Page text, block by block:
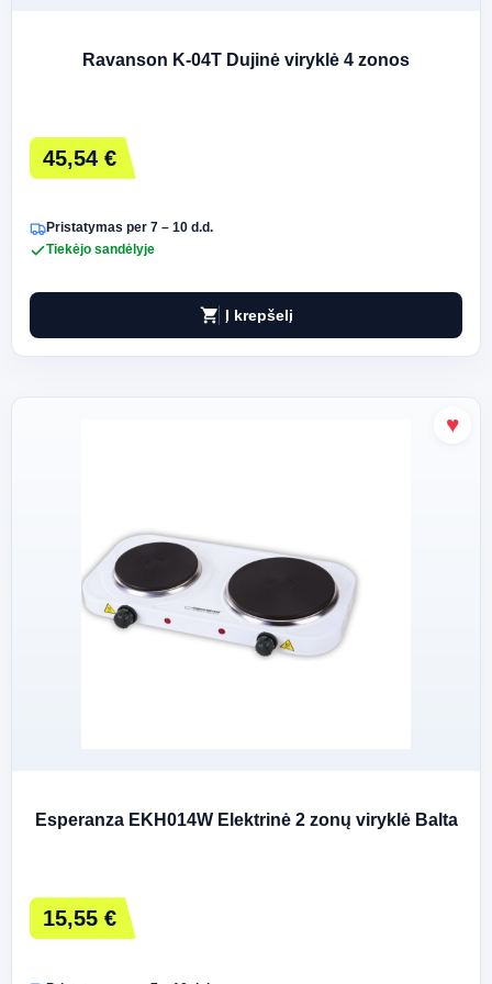
Ravanson K-04T Dujinė viryklė 4 zonos
45,54 €
Pristatymas per 7 – 10 d.d.
Tiekėjo sandėlyje
shopping_cart Į krepšelį
Esperanza EKH014W Elektrinė 2 zonų viryklė Balta
15,55 €